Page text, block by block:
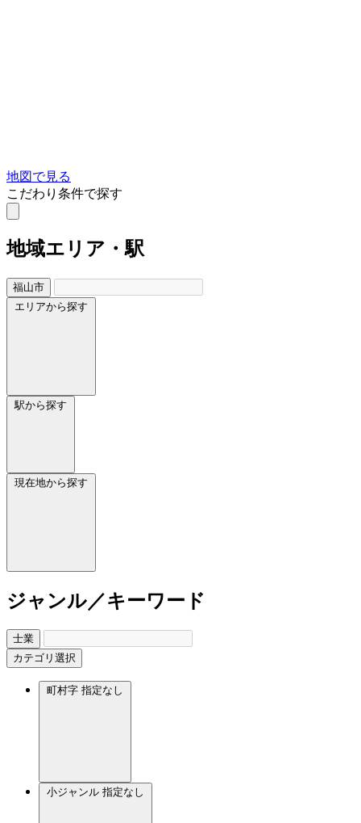
地図で見る
こだわり条件で探す
地域エリア・駅
福山市
エリアから探す
駅から探す
現在地から探す
ジャンル／キーワード
士業
カテゴリ選択
町村字 指定なし
小ジャンル 指定なし